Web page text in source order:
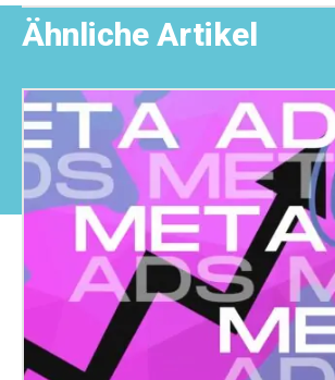
Ähnliche Artikel